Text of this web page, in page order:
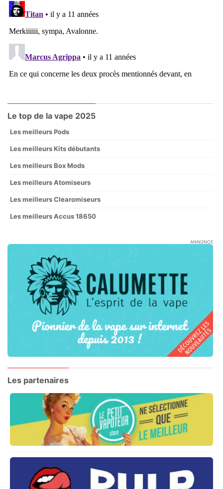
Le top de la vape 2025
Les meilleurs Pods
Les meilleurs Kits débutants
Les meilleurs Box Mods
Les meilleurs Atomiseurs
Les meilleurs Clearomiseurs
Les meilleurs Accus 18650
ANNONCE
Les partenaires